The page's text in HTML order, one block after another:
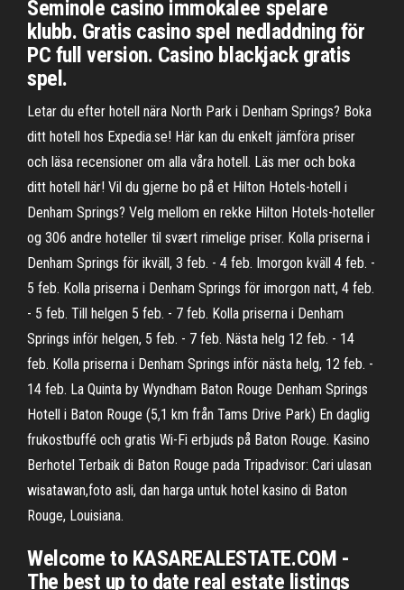
Seminole casino immokalee spelare
klubb. Gratis casino spel nedladdning för
PC full version. Casino blackjack gratis
spel.
Letar du efter hotell nära North Park i Denham Springs? Boka
ditt hotell hos Expedia.se! Här kan du enkelt jämföra priser
och läsa recensioner om alla våra hotell. Läs mer och boka
ditt hotell här! Vil du gjerne bo på et Hilton Hotels-hotell i
Denham Springs? Velg mellom en rekke Hilton Hotels-hoteller
og 306 andre hoteller til svært rimelige priser. Kolla priserna i
Denham Springs för ikväll, 3 feb. - 4 feb. Imorgon kväll 4 feb. -
5 feb. Kolla priserna i Denham Springs för imorgon natt, 4 feb.
- 5 feb. Till helgen 5 feb. - 7 feb. Kolla priserna i Denham
Springs inför helgen, 5 feb. - 7 feb. Nästa helg 12 feb. - 14
feb. Kolla priserna i Denham Springs inför nästa helg, 12 feb. -
14 feb. La Quinta by Wyndham Baton Rouge Denham Springs
Hotell i Baton Rouge (5,1 km från Tams Drive Park) En daglig
frukostbuffé och gratis Wi-Fi erbjuds på Baton Rouge. Kasino
Berhotel Terbaik di Baton Rouge pada Tripadvisor: Cari ulasan
wisatawan,foto asli, dan harga untuk hotel kasino di Baton
Rouge, Louisiana.
Welcome to KASAREALESTATE.COM -
The best up to date real estate listings